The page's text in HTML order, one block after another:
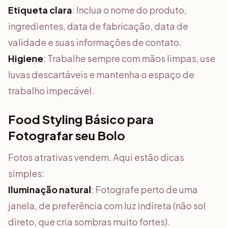
Etiqueta clara: Inclua o nome do produto,
ingredientes, data de fabricação, data de
validade e suas informações de contato.
Higiene: Trabalhe sempre com mãos limpas, use
luvas descartáveis e mantenha o espaço de
trabalho impecável.
Food Styling Básico para
Fotografar seu Bolo
Fotos atrativas vendem. Aqui estão dicas
simples:
Iluminação natural: Fotografe perto de uma
janela, de preferência com luz indireta (não sol
direto, que cria sombras muito fortes).